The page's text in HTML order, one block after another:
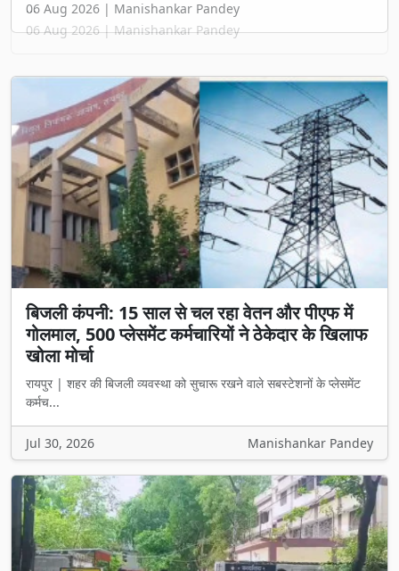
...
06 Aug 2026 | Manishankar Pandey
बिजली कंपनी: 15 साल से चल रहा वेतन और पीएफ में
गोलमाल, 500 प्लेसमेंट कर्मचारियों ने ठेकेदार के खिलाफ
खोला मोर्चा
रायपुर | शहर की बिजली व्यवस्था को सुचारू रखने वाले सबस्टेशनों के प्लेसमेंट
कर्मच...
Jul 30, 2026 Manishankar Pandey